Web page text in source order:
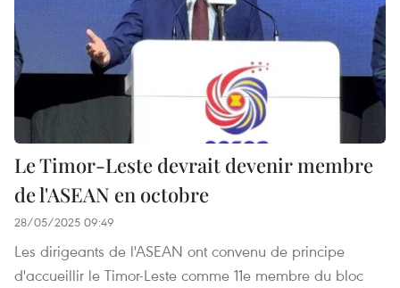
Le Timor-Leste devrait devenir membre
de l'ASEAN en octobre
28/05/2025 09:49
Les dirigeants de l'ASEAN ont convenu de principe
d'accueillir le Timor-Leste comme 11e membre du bloc